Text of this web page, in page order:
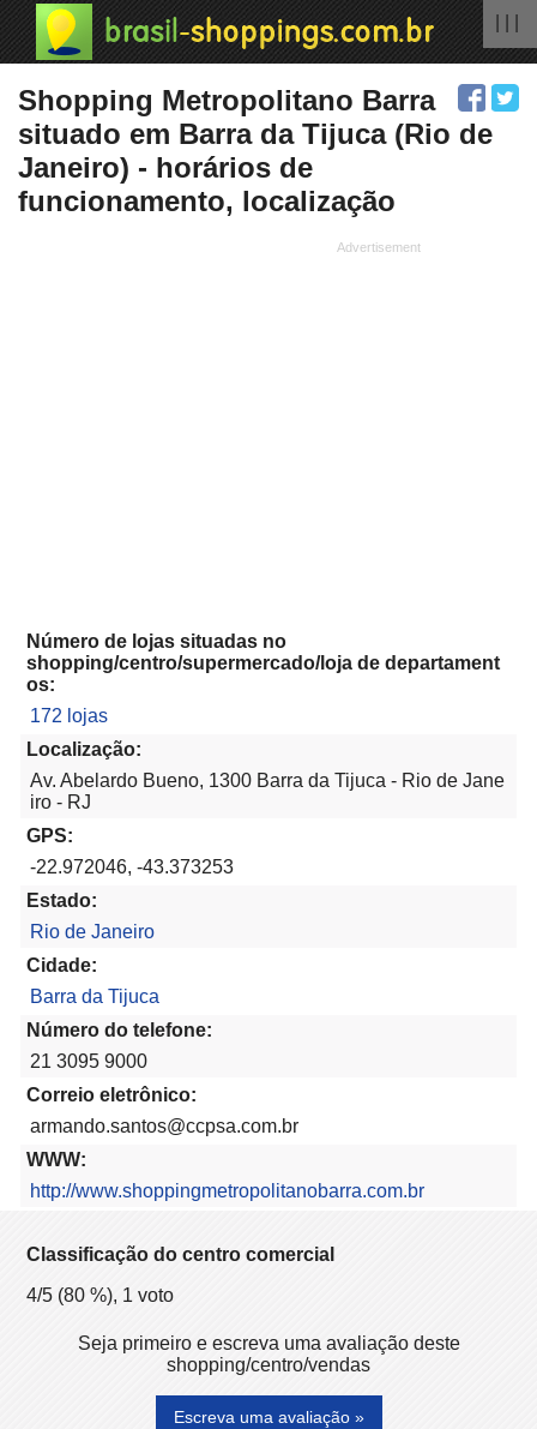
Shopping Metropolitano Barra
situado em Barra da Tijuca (Rio de
Janeiro) - horários de
funcionamento, localização
Número de lojas situadas no
shopping/centro/supermercado/loja de departament
os:
172 lojas
Localização:
Av. Abelardo Bueno, 1300 Barra da Tijuca - Rio de Jane
iro - RJ
GPS:
-22.972046, -43.373253
Estado:
Rio de Janeiro
Cidade:
Barra da Tijuca
Número do telefone:
21 3095 9000
Correio eletrônico:
armando.santos@ccpsa.com.br
WWW:
http://www.shoppingmetropolitanobarra.com.br
Classificação do centro comercial
4/5 (80 %), 1 voto
Seja primeiro e escreva uma avaliação deste
shopping/centro/vendas
Escreva uma avaliação »